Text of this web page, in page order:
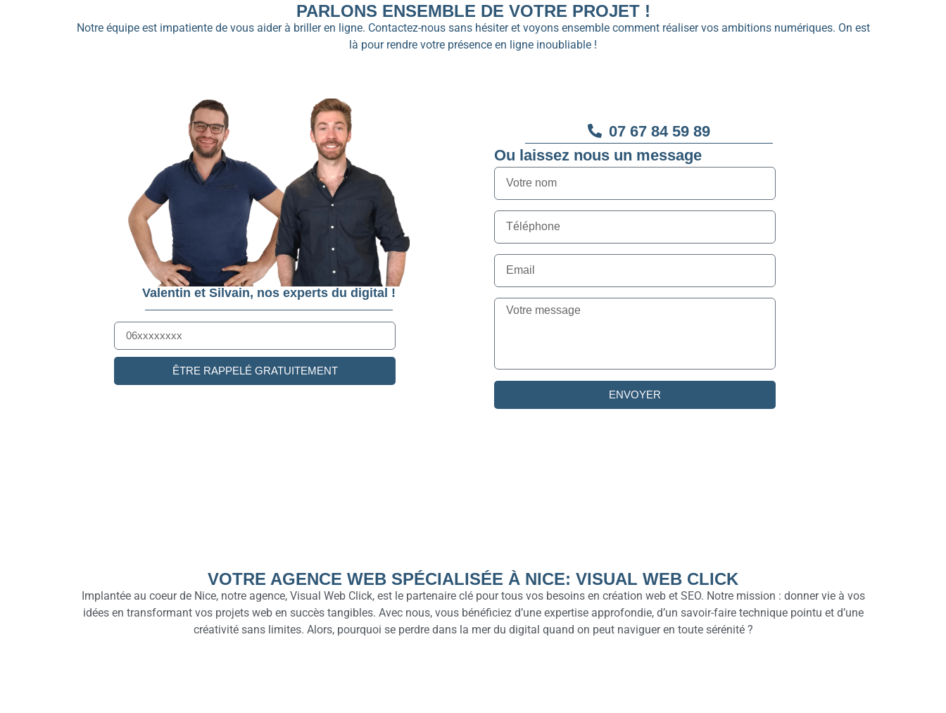
PARLONS ENSEMBLE DE VOTRE PROJET !
Notre équipe est impatiente de vous aider à briller en ligne. Contactez-nous sans hésiter et voyons ensemble comment réaliser vos ambitions numériques. On est
là pour rendre votre présence en ligne inoubliable !
Valentin et Silvain, nos experts du digital !
ÊTRE RAPPELÉ GRATUITEMENT
07 67 84 59 89
Ou laissez nous un message
ENVOYER
VOTRE AGENCE WEB SPÉCIALISÉE À NICE: VISUAL WEB CLICK
Implantée au coeur de Nice, notre agence, Visual Web Click, est le partenaire clé pour tous vos besoins en création web et SEO. Notre mission : donner vie à vos
idées en transformant vos projets web en succès tangibles. Avec nous, vous bénéficiez d’une expertise approfondie, d’un savoir-faire technique pointu et d’une
créativité sans limites. Alors, pourquoi se perdre dans la mer du digital quand on peut naviguer en toute sérénité ?